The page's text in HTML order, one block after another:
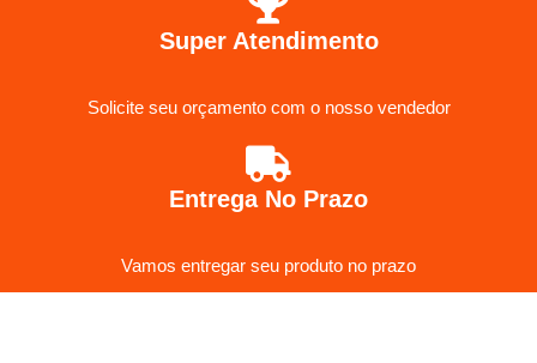
Super Atendimento
Solicite seu orçamento com o nosso vendedor
Entrega No Prazo
Vamos entregar seu produto no prazo